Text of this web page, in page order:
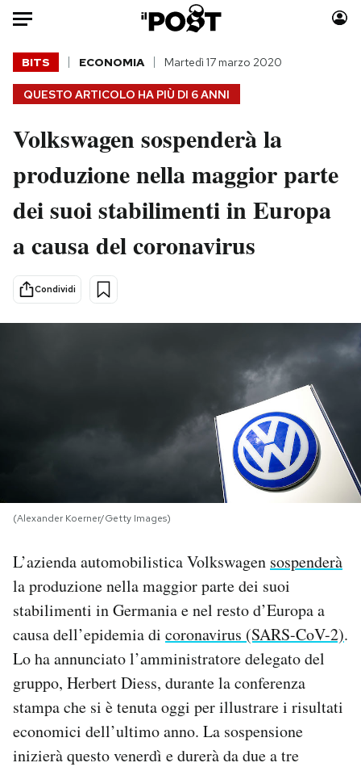
Auto
HOME
Italia
Politica
Tecnologia
Scienza
Cultura
Economia
Sport
Moda
Consumismi
Storie/Idee
Media
Mondiali calcio 2026
I MIEI PREFERITI
SHOP
CALENDARIO
AREA PERSONALE
Area Personale
Newsletter
Notifiche mobile
Regala il Post
QUESTO ARTICOLO HA PIÙ DI 6 ANNI
BITS ECONOMIA Martedì 17 marzo 2020
Volkswagen sospenderà la
produzione nella maggior parte
dei suoi stabilimenti in Europa
a causa del coronavirus
Condividi
(Alexander Koerner/Getty Images)
L’azienda automobilistica Volkswagen sospenderà
la produzione nella maggior parte dei suoi
stabilimenti in Germania e nel resto d’Europa a
causa dell’epidemia di coronavirus (SARS-CoV-2).
Lo ha annunciato l’amministratore delegato del
gruppo, Herbert Diess, durante la conferenza
stampa che si è tenuta oggi per illustrare i risultati
economici dell’ultimo anno. La sospensione
inizierà questo venerdì e durerà da due a tre